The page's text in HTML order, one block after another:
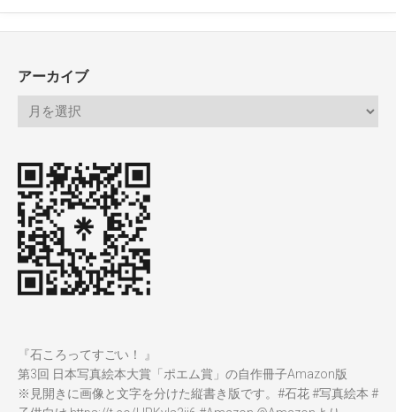
アーカイブ
『石ころってすごい！ 』
第3回 日本写真絵本大賞「ポエム賞」の自作冊子Amazon版
※見開きに画像と文字を分けた縦書き版です。 #石花#写真絵本 #